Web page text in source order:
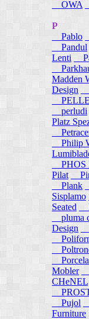
OWA
P
Pablo
Pandul
Lenti
Madden
Design
PELLE
perludi
Platz
Philip
PHOS
Pilat
Plank
Sisplamo
Seated
pluma
Design
Mobler
CHeNEL
Pujol
Furniture